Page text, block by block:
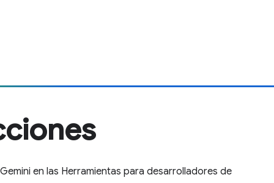
en las Herramientas para desarrolladores de